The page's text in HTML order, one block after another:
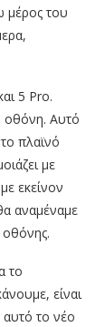
μέρος του
5 Pro.
οθόνη. Αυτό
πλαϊνό
με
εκείνον
αναμέναμε
το
είναι
αυτό το νέο